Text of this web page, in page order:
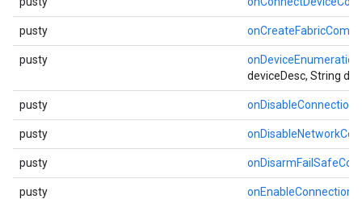
pusty
pusty
deviceDesc, String
pusty
pusty
pusty
pusty